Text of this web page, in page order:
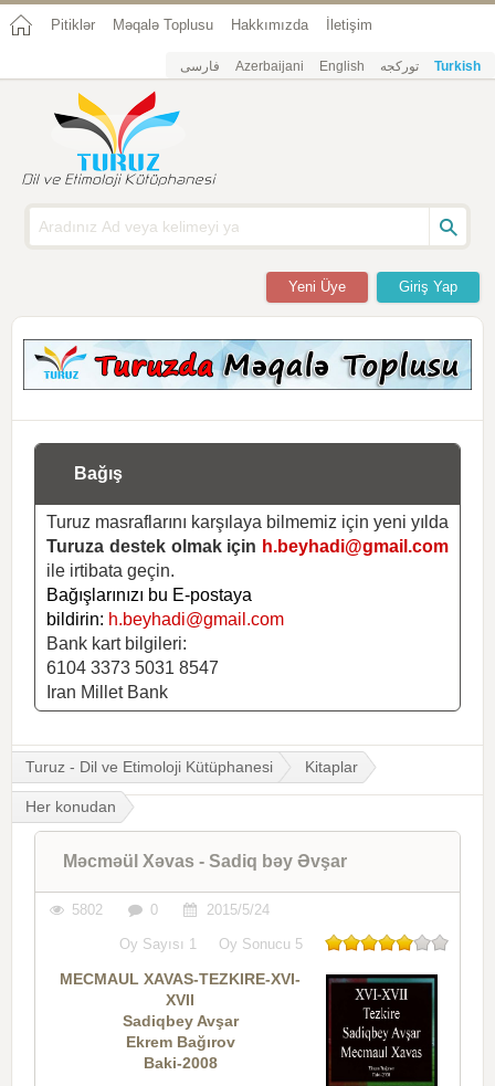
Pitiklər Məqalə Toplusu Hakkımızda İletişim
فارسی Azerbaijani English تورکجه Turkish
Giriş Yap
Yeni Üye
Bağış
Turuz masraflarını karşılaya bilmemiz için yeni yılda
Turuza destek olmak için h.beyhadi@gmail.com
ile irtibata geçin.
Bağışlarınızı bu E-postaya
bildirin: h.beyhadi@gmail.com
Bank kart bilgileri:
6104 3373 5031 8547
Iran Millet Bank
Turuz - Dil ve Etimoloji Kütüphanesi Kitaplar
Her konudan
Məcməül Xəvas - Sadiq bəy Əvşar
5802 0 2015/5/24
Oy Sayısı 1 Oy Sonucu 5
MECMAUL XAVAS-TEZKIRE-XVI-
XVII
Sadiqbey Avşar
Ekrem Bağırov
Baki-2008